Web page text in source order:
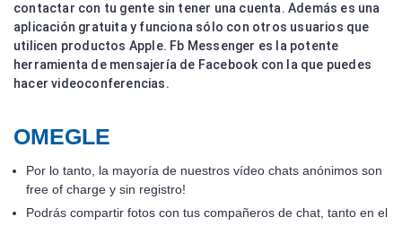
contactar con tu gente sin tener una cuenta. Además es una
aplicación gratuita y funciona sólo con otros usuarios que
utilicen productos Apple. Fb Messenger es la potente
herramienta de mensajería de Facebook con la que puedes
hacer videoconferencias.
OMEGLE
Por lo tanto, la mayoría de nuestros vídeo chats anónimos son
free of charge y sin registro!
Podrás compartir fotos con tus compañeros de chat, tanto en el